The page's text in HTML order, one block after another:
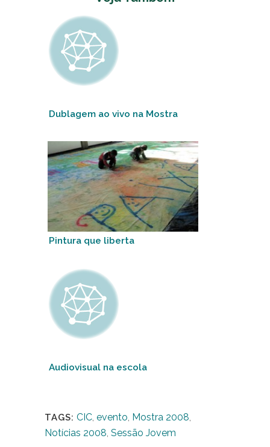
Dublagem ao vivo na Mostra
Pintura que liberta
Audiovisual na escola
TAGS: CIC, evento, Mostra 2008,
Notícias 2008, Sessão Jovem